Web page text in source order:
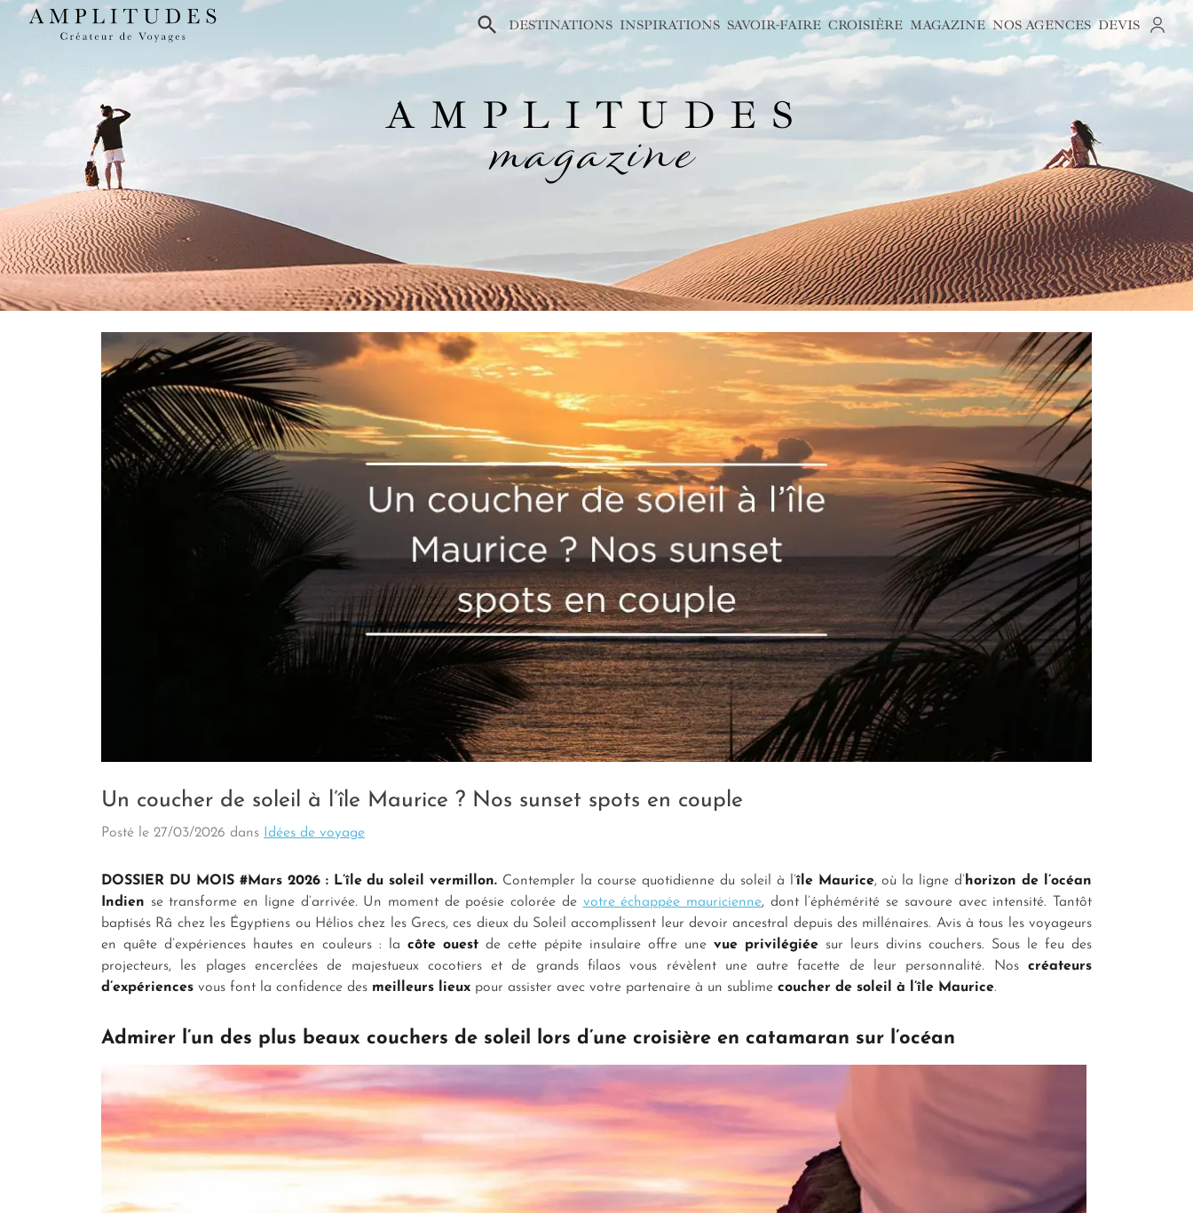
× DESTINATIONS INSPIRATIONS SAVOIR-FAIRE CROISIÈRE MAGAZINE NOS AGENCES DEVIS
AMPLITUDES
magazine
Un coucher de soleil à l’île Maurice ? Nos sunset spots en couple
Posté le 27/03/2026 dans Idées de voyage
DOSSIER DU MOIS #Mars 2026 : L’île du soleil vermillon. Contempler la course quotidienne du soleil à l’île Maurice, où la ligne d’horizon de l’océan
Indien se transforme en ligne d’arrivée. Un moment de poésie colorée de votre échappée mauricienne, dont l’éphémérité se savoure avec intensité. Tantôt
baptisés Râ chez les Égyptiens ou Hélios chez les Grecs, ces dieux du Soleil accomplissent leur devoir ancestral depuis des millénaires. Avis à tous les voyageurs
en quête d’expériences hautes en couleurs : la côte ouest de cette pépite insulaire offre une vue privilégiée sur leurs divins couchers. Sous le feu des
projecteurs, les plages encerclées de majestueux cocotiers et de grands filaos vous révèlent une autre facette de leur personnalité. Noscréateurs
d’expériences vous font la confidence des meilleurs lieux pour assister avec votre partenaire à un sublime coucher de soleil à l’île Maurice.
Admirer l’un des plus beaux couchers de soleil lors d’une croisière en catamaran sur l’océan